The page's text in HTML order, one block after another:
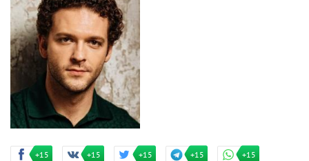
+15 +15 +15 +15 +15